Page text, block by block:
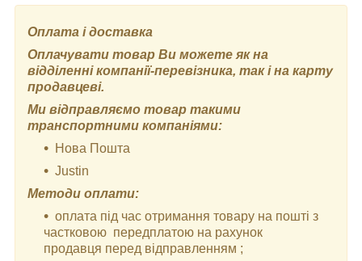
Оплата і доставка
Оплачувати товар Ви можете як на
відділенні компанії-перевізника, так і на карту
продавцеві.
Ми відправляємо товар такими
транспортними компаніями:
Нова Пошта
Justin
Методи оплати:
оплата під час отримання товару на пошті з
частковою передплатою на рахунок
продавця перед відправленням ;